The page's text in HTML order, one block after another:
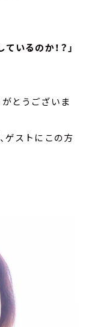
いるのか！？」
とうございま
ゲストにこの方